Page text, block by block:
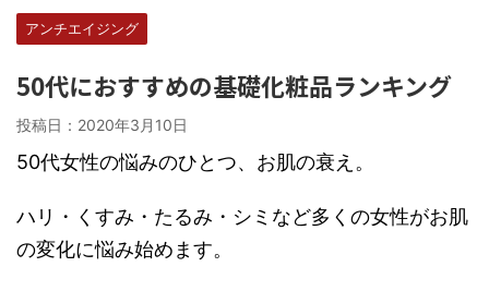
アンチエイジング
50代におすすめの基礎化粧品ランキング
投稿日： 2020年3月10日
50代女性の悩みのひとつ、お肌の衰え。
ハリ・くすみ・たるみ・シミなど多くの女性がお肌
の変化に悩み始めます。